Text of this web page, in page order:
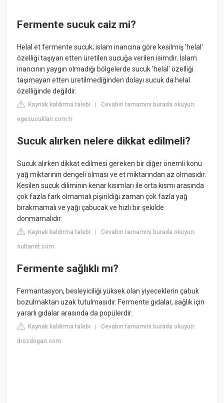
Fermente sucuk caiz mi?
Helal et fermente sucuk; islam inancına göre kesilmiş 'helal'
özelliği taşıyan etten üretilen sucuğa verilen isimdir. İslam
inancının yaygın olmadığı bölgelerde sucuk 'helal' özelliği
taşımayan etten üretilmediğinden dolayı sucuk da helal
özelliğinde değildir.
Kaynak kaldırma talebi |Cevabın tamamını burada okuyun:
egesucuklari.com.tr
Sucuk alırken nelere dikkat edilmeli?
Sucuk alırken dikkat edilmesi gereken bir diğer önemli konu
yağ miktarının dengeli olması ve et miktarından az olmasıdır.
Kesilen sucuk diliminin kenar kısımları ile orta kısmı arasında
çok fazla fark olmamalı pişirildiği zaman çok fazla yağ
bırakmamalı ve yağı çabucak ve hızlı bir şekilde
donmamalıdır.
Kaynak kaldırma talebi |Cevabın tamamını burada okuyun:
sultanet.com
Fermente sağlıklı mı?
Fermantasyon, besleyiciliği yüksek olan yiyeceklerin çabuk
bozulmaktan uzak tutulmasıdır. Fermente gıdalar, sağlık için
yararlı gıdalar arasında da popülerdir.
Kaynak kaldırma talebi |Cevabın tamamını burada okuyun:
drozdogan.com